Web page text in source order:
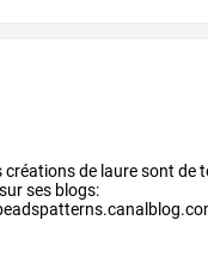
créations de laure sont de
ses blogs: